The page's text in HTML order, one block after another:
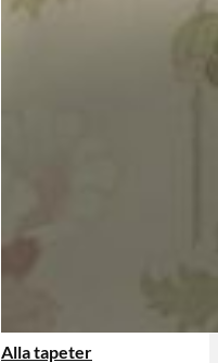
Alla tapeter